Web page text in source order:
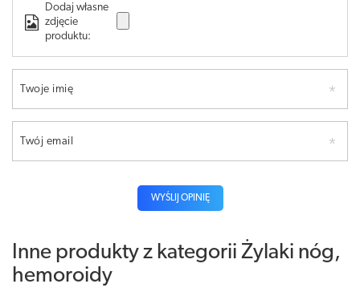
Dodaj własne
zdjęcie
produktu:
Twoje imię
Twój email
WYŚLIJ OPINIĘ
Inne produkty z kategorii Żylaki nóg,
hemoroidy